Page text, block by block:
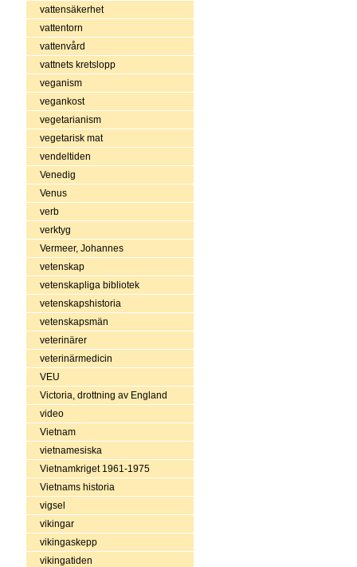
vattensäkerhet
vattentorn
vattenvård
vattnets kretslopp
veganism
vegankost
vegetarianism
vegetarisk mat
vendeltiden
Venedig
Venus
verb
verktyg
Vermeer, Johannes
vetenskap
vetenskapliga bibliotek
vetenskapshistoria
vetenskapsmän
veterinärer
veterinärmedicin
VEU
Victoria, drottning av England
video
Vietnam
vietnamesiska
Vietnamkriget 1961-1975
Vietnams historia
vigsel
vikingar
vikingaskepp
vikingatiden